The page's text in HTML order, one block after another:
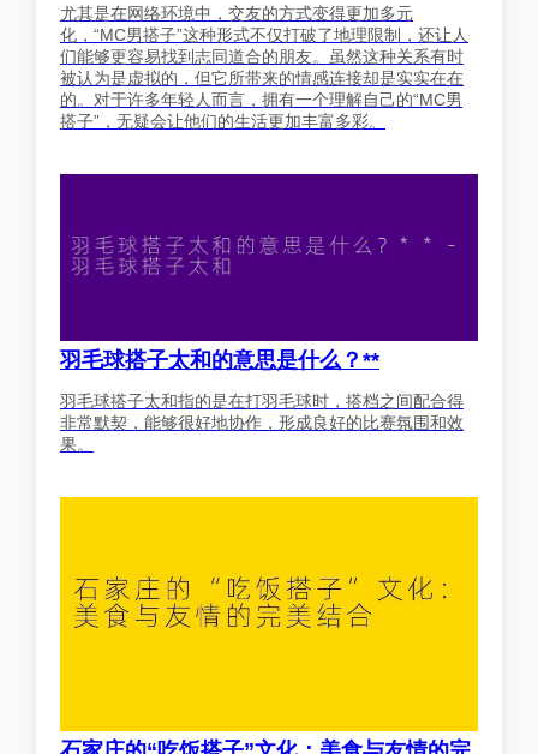
尤其是在网络环境中，交友的方式变得更加多元
化，“MC男搭子”这种形式不仅打破了地理限制，还让人
们能够更容易找到志同道合的朋友。虽然这种关系有时
被认为是虚拟的，但它所带来的情感连接却是实实在在
的。对于许多年轻人而言，拥有一个理解自己的“MC男
搭子”，无疑会让他们的生活更加丰富多彩。
羽毛球搭子太和的意思是什么？**
羽毛球搭子太和指的是在打羽毛球时，搭档之间配合得
非常默契，能够很好地协作，形成良好的比赛氛围和效
果。